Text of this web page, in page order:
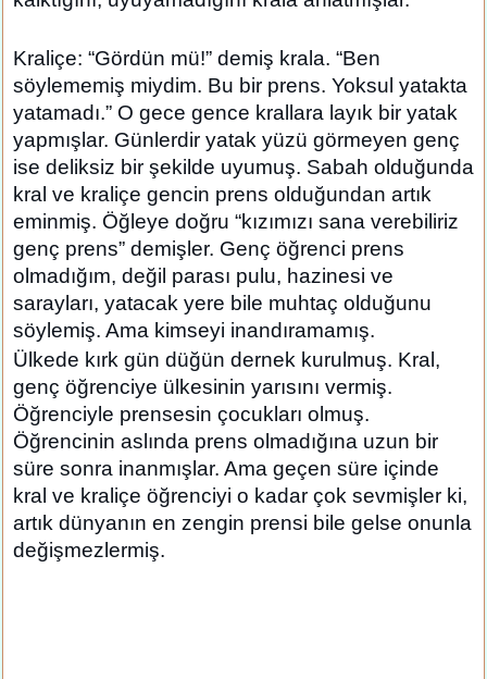
Kraliçe: “Gördün mü!” demiş krala. “Ben
söylememiş miydim. Bu bir prens. Yoksul yatakta
yatamadı.” O gece gence krallara layık bir yatak
yapmışlar. Günlerdir yatak yüzü görmeyen genç
ise deliksiz bir şekilde uyumuş. Sabah olduğunda
kral ve kraliçe gencin prens olduğundan artık
eminmiş. Öğleye doğru “kızımızı sana verebiliriz
genç prens” demişler. Genç öğrenci prens
olmadığım, değil parası pulu, hazinesi ve
sarayları, yatacak yere bile muhtaç olduğunu
söylemiş. Ama kimseyi inandıramamış.
Ülkede kırk gün düğün dernek kurulmuş. Kral,
genç öğrenciye ülkesinin yarısını vermiş.
Öğrenciyle prensesin çocukları olmuş.
Öğrencinin aslında prens olmadığına uzun bir
süre sonra inanmışlar. Ama geçen süre içinde
kral ve kraliçe öğrenciyi o kadar çok sevmişler ki,
artık dünyanın en zengin prensi bile gelse onunla
değişmezlermiş.